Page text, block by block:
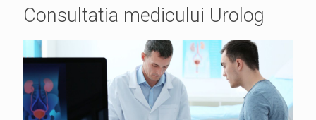
Consultatia medicului Urolog